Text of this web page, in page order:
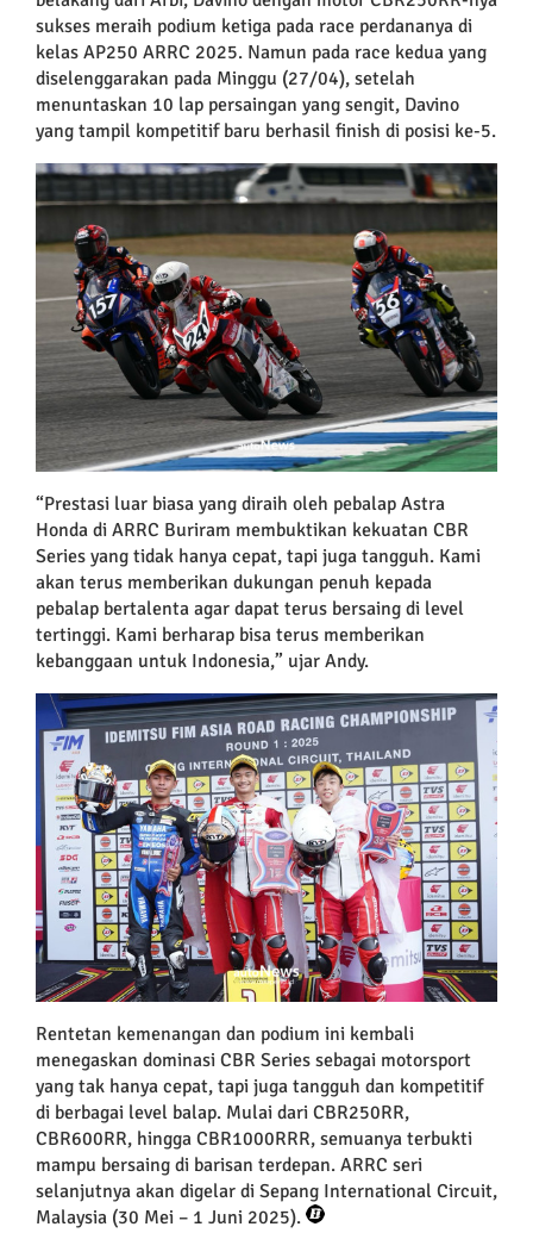
sukses meraih podium ketiga pada race perdananya di
kelas AP250 ARRC 2025. Namun pada race kedua yang
diselenggarakan pada Minggu (27/04), setelah
menuntaskan 10 lap persaingan yang sengit, Davino
yang tampil kompetitif baru berhasil finish di posisi ke-5.
“Prestasi luar biasa yang diraih oleh pebalap Astra
Honda di ARRC Buriram membuktikan kekuatan CBR
Series yang tidak hanya cepat, tapi juga tangguh. Kami
akan terus memberikan dukungan penuh kepada
pebalap bertalenta agar dapat terus bersaing di level
tertinggi. Kami berharap bisa terus memberikan
kebanggaan untuk Indonesia,” ujar Andy.
Rentetan kemenangan dan podium ini kembali
menegaskan dominasi CBR Series sebagai motorsport
yang tak hanya cepat, tapi juga tangguh dan kompetitif
di berbagai level balap. Mulai dari CBR250RR,
CBR600RR, hingga CBR1000RRR, semuanya terbukti
mampu bersaing di barisan terdepan. ARRC seri
selanjutnya akan digelar di Sepang International Circuit,
Malaysia (30 Mei – 1 Juni 2025).